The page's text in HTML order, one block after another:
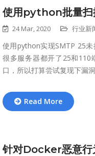
使用python批量扫
24 Mar, 2020 行业新
使用python实现SMTP 25
很多服务器都开了25和110
口，所以打算尝试复现下漏
Read More
针对Docker恶意行